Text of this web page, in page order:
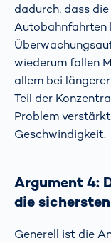
dadurch, dass
wiederum fallen
allem bei
Teil der
Problem
Geschwindigkeit.
Argument 4:
die
Generell ist die